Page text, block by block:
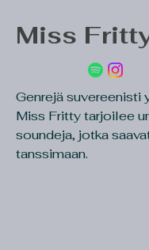
Miss
Genrejä suvereenisti
Miss Fritty tarjoilee
soundeja, jotka
tanssimaan.